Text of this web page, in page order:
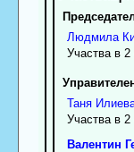
Людмила
Участва в 2
Таня
Участва в 2
Валентин